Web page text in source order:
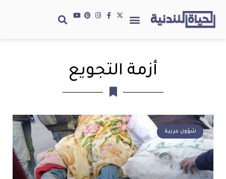
أزمة التجويع
شؤون عربية